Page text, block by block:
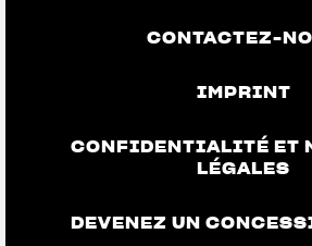
CONTACTEZ-
IMPRINT
CONFIDENTIALITÉ ET
LÉGALES
DEVENEZ UN